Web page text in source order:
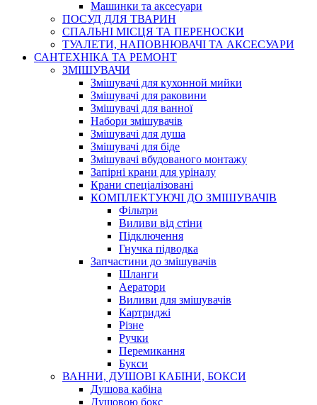
Машинки та аксесуари
ПОСУД ДЛЯ ТВАРИН
СПАЛЬНІ МІСЦЯ ТА ПЕРЕНОСКИ
ТУАЛЕТИ, НАПОВНЮВАЧІ ТА АКСЕСУАРИ
САНТЕХНІКА ТА РЕМОНТ
ЗМІШУВАЧИ
Змішувачі для кухонной мийки
Змішувачі для раковини
Змішувачі для ванної
Набори змішувачів
Змішувачі для душа
Змішувачі для біде
Змішувачі вбудованого монтажу
Запірні крани для уріналу
Крани спеціалізовані
КОМПЛЕКТУЮЧІ ДО ЗМІШУВАЧІВ
Фільтри
Виливи від стіни
Підключення
Гнучка підводка
Запчастини до змішувачів
Шланги
Аератори
Виливи для змішувачів
Картриджі
Різне
Ручки
Перемикання
Букси
ВАННИ, ДУШОВІ КАБІНИ, БОКСИ
Душова кабіна
Душовою бокс